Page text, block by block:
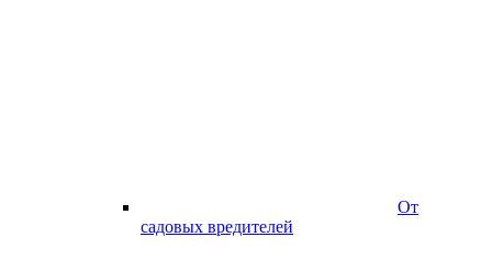
От
садовых вредителей